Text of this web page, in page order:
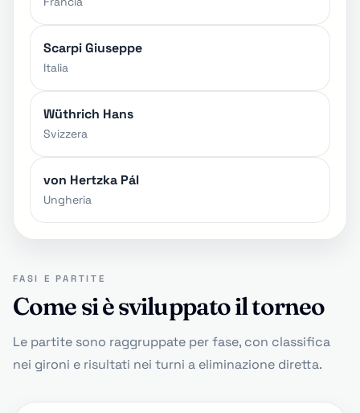
Scarpi Giuseppe
Italia
Wüthrich Hans
Svizzera
von Hertzka Pál
Ungheria
FASI E PARTITE
Come si è sviluppato il torneo
Le partite sono raggruppate per fase, con classifica
nei gironi e risultati nei turni a eliminazione diretta.